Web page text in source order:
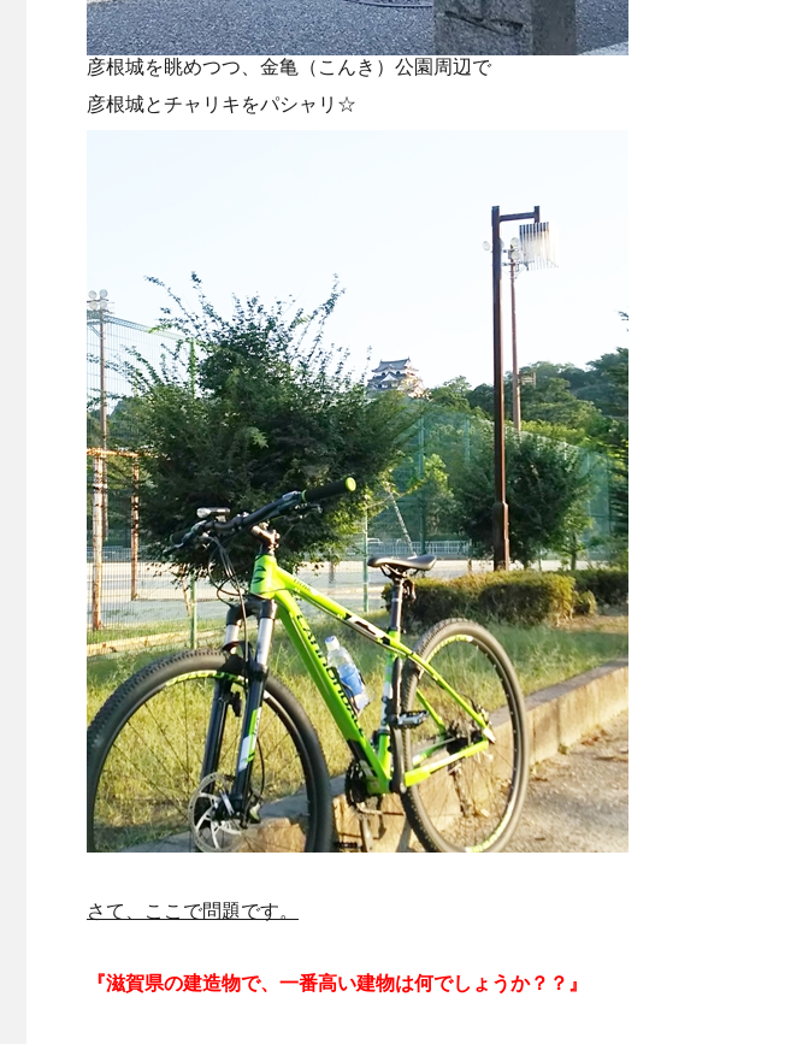
彦根城を眺めつつ、金亀（こんき）公園周辺で
彦根城とチャリキをパシャリ☆
さて、ここで問題です。
『滋賀県の建造物で、一番高い建物は何でしょうか？？』